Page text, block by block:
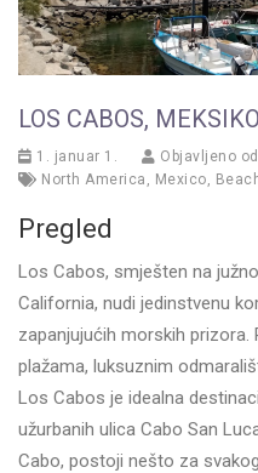
LOS CABOS, MEKSIKO
1. januar 1.
Objavljeno od
North America
Mexico
Pregled
Los Cabos, smješten na
California, nudi jedinstvenu
zapanjujućih morskih
plažama, luksuznim
Los Cabos je idealna
užurbanih ulica Cabo San
Cabo, postoji nešto za